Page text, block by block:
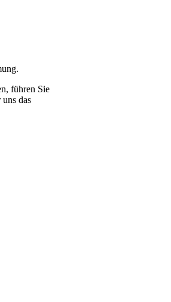
führen Sie
das